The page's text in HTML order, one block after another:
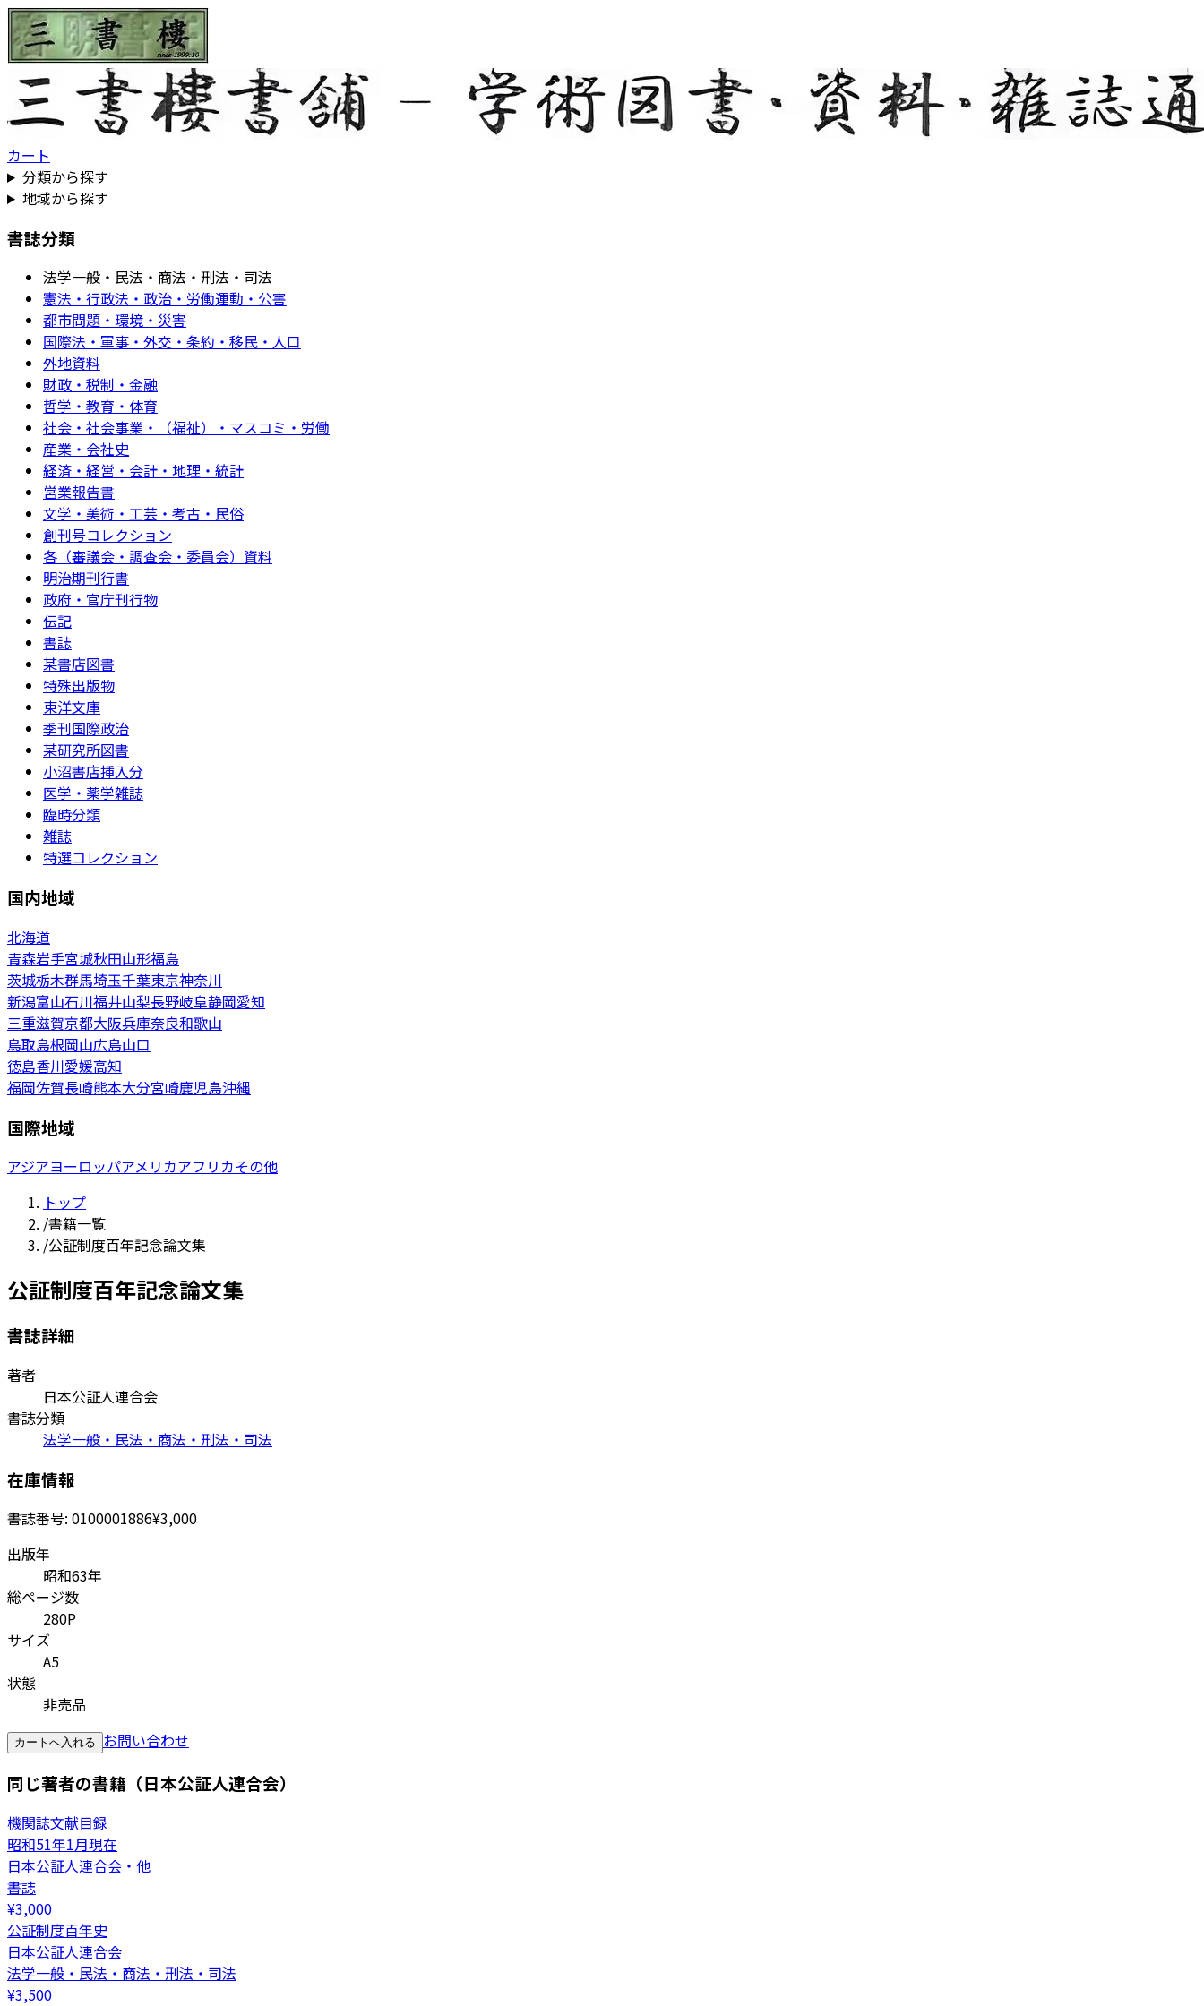
カート
分類から探す
地域から探す
書誌分類
法学一般・民法・商法・刑法・司法
憲法・行政法・政治・労働運動・公害
都市問題・環境・災害
国際法・軍事・外交・条約・移民・人口
外地資料
財政・税制・金融
哲学・教育・体育
社会・社会事業・（福祉）・マスコミ・労働
産業・会社史
経済・経営・会計・地理・統計
営業報告書
文学・美術・工芸・考古・民俗
創刊号コレクション
各（審議会・調査会・委員会）資料
明治期刊行書
政府・官庁刊行物
伝記
書誌
某書店図書
特殊出版物
東洋文庫
季刊国際政治
某研究所図書
小沼書店挿入分
医学・薬学雑誌
臨時分類
雑誌
特選コレクション
国内地域
北海道
青森岩手宮城秋田山形福島
茨城栃木群馬埼玉千葉東京神奈川
新潟富山石川福井山梨長野岐阜静岡愛知
三重滋賀京都大阪兵庫奈良和歌山
鳥取島根岡山広島山口
徳島香川愛媛高知
福岡佐賀長崎熊本大分宮崎鹿児島沖縄
国際地域
アジアヨーロッパアメリカアフリカその他
トップ
/書籍一覧
/公証制度百年記念論文集
公証制度百年記念論文集
書誌詳細
著者
日本公証人連合会
書誌分類
法学一般・民法・商法・刑法・司法
在庫情報
書誌番号: 0100001886¥3,000
出版年
昭和63年
総ページ数
280P
サイズ
A5
状態
非売品
カートへ入れる お問い合わせ
同じ著者の書籍（日本公証人連合会）
機関誌文献目録
昭和51年1月現在
日本公証人連合会・他
書誌
¥3,000
公証制度百年史
日本公証人連合会
法学一般・民法・商法・刑法・司法
¥3,500